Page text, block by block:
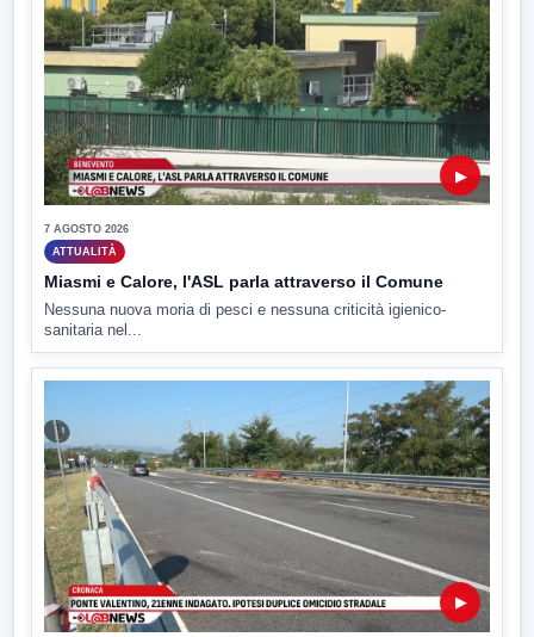
▶
7 AGOSTO 2026
ATTUALITÀ
Miasmi e Calore, l'ASL parla attraverso il Comune
Nessuna nuova moria di pesci e nessuna criticità igienico-
sanitaria nel...
▶